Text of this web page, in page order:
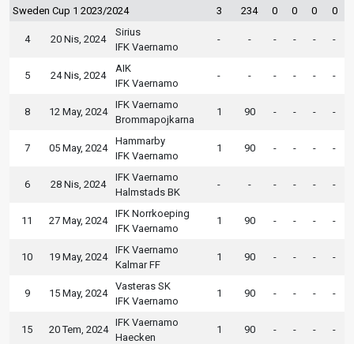
Sweden Cup 1 2023/2024 3 234 0 0 0 0
4 20 Nis, 2024
Sirius
IFK Vaernamo
- - - - - -
5 24 Nis, 2024
AIK
IFK Vaernamo
- - - - - -
8 12 May, 2024
IFK Vaernamo
Brommapojkarna
1 90 - - - -
7 05 May, 2024
Hammarby
IFK Vaernamo
1 90 - - - -
6 28 Nis, 2024
IFK Vaernamo
Halmstads BK
- - - - - -
11 27 May, 2024
IFK Norrkoeping
IFK Vaernamo
1 90 - - - -
10 19 May, 2024
IFK Vaernamo
Kalmar FF
1 90 - - - -
9 15 May, 2024
Vasteras SK
IFK Vaernamo
1 90 - - - -
15 20 Tem, 2024
IFK Vaernamo
Haecken
1 90 - - - -